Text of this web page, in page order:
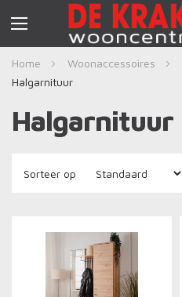
Nav
activeren
Home
Woonaccessoires
Halgarnituur
Halgarnituur
Sorteer op